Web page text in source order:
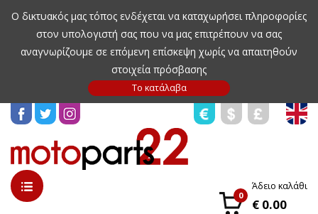
Ο δικτυακός μας τόπος ενδέχεται να καταχωρήσει πληροφορίες
στον υπολογιστή σας που να μας επιτρέπουν να σας
αναγνωρίζουμε σε επόμενη επίσκεψη χωρίς να απαιτηθούν
στοιχεία πρόσβασης
0
Άδειο καλάθι
€ 0.00